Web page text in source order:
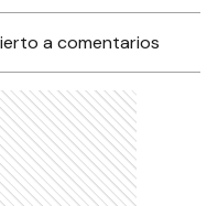
a comentarios